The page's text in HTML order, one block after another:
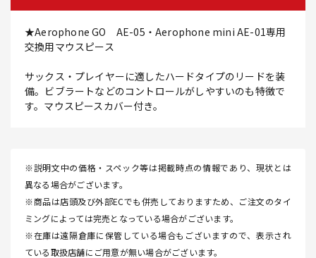
★Aerophone GO AE-05・Aerophone mini AE-01専用
交換用マウスピース
サックス・プレイヤーに適したハードタイプのリードを装
備。ビブラートなどのコントロールがしやすいのも特徴で
す。マウスピースカバー付き。
※説明文中の価格・スペック等は掲載時点の情報であり、現状とは
異なる場合がございます。
※商品は店頭及び外部ECでも併売しておりますため、ご注文のタイ
ミングによっては完売となっている場合がございます。
※在庫は遠隔倉庫に保管している場合もございますので、表示され
ている取扱店舗にご用意が無い場合がございます。